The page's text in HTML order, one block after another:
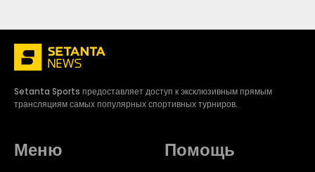
Setanta Sports предоставляет доступ к эксклюзивным прямым
трансляциям самых популярных спортивных турниров.
Меню Помощь